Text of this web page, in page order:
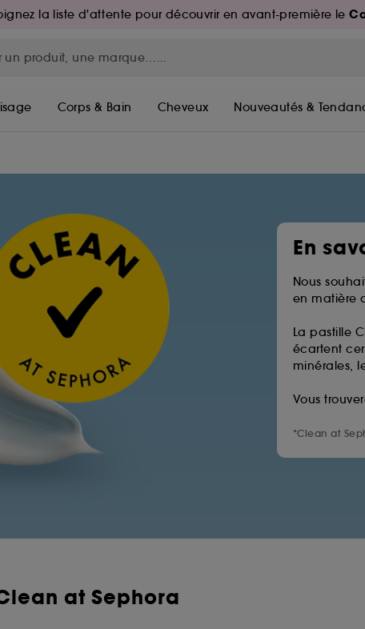
la liste d'attente pour découvrir en avant-première le
Corps & Bain Cheveux Nouveautés &
En
Nous
en matière
La pastille
écartent
minérales,
Vous
*Clean at
at Sephora